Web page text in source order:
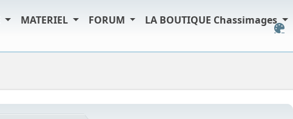
MATERIEL FORUM LA BOUTIQUE Chassimages